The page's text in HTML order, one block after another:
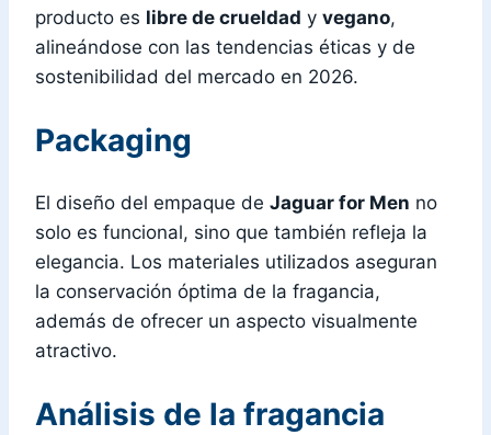
producto es libre de crueldad y vegano,
alineándose con las tendencias éticas y de
sostenibilidad del mercado en 2026.
Packaging
El diseño del empaque de Jaguar for Men no
solo es funcional, sino que también refleja la
elegancia. Los materiales utilizados aseguran
la conservación óptima de la fragancia,
además de ofrecer un aspecto visualmente
atractivo.
Análisis de la fragancia